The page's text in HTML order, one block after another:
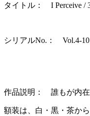
タイトル： I Perceive /
シリアルNo.： Vol.4-10
作品説明： 誰もが内
額装は、白・黒・茶か